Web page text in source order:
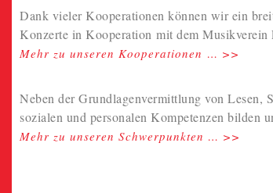
Dank vieler Kooperationen können wir ein
Konzerte in Kooperation mit dem Musikverein
Mehr zu unseren Kooperationen … >>
Neben der Grundlagenvermittlung von Lesen,
sozialen und personalen Kompetenzen bilden
Mehr zu unseren Schwerpunkten … >>